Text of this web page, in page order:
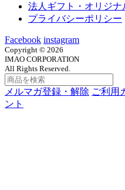
法人ギフト・オリジナ
プライバシーポリシー
Facebook instagram
Copyright © 2026
IMAO CORPORATION
All Rights Reserved.
メルマガ登録・解除 ご利用
ント